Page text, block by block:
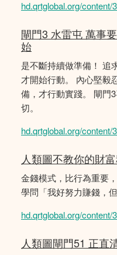
hd.qrtglobal.org/content/
閘門3 水雷屯 萬事
始
是不斷持續做準備！ 追
才開始行動。 內心堅毅
備，才行動實踐。 閘門
切。
hd.qrtglobal.org/content/
人類圖不教你的財
金錢模式，比行為重要
學問「我好努力賺錢，
hd.qrtglobal.org/content/
人類圖閘門51 正直